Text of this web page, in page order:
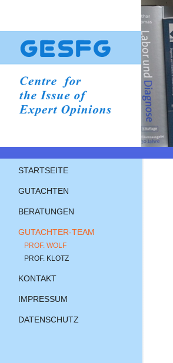
STARTSEITE
GUTACHTEN
BERATUNGEN
GUTACHTER-TEAM
PROF. WOLF
PROF. KLOTZ
KONTAKT
IMPRESSUM
DATENSCHUTZ